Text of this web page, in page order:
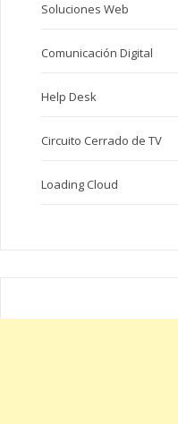
Soluciones Web
Comunicación Digital
Help Desk
Circuito Cerrado de TV
Loading Cloud